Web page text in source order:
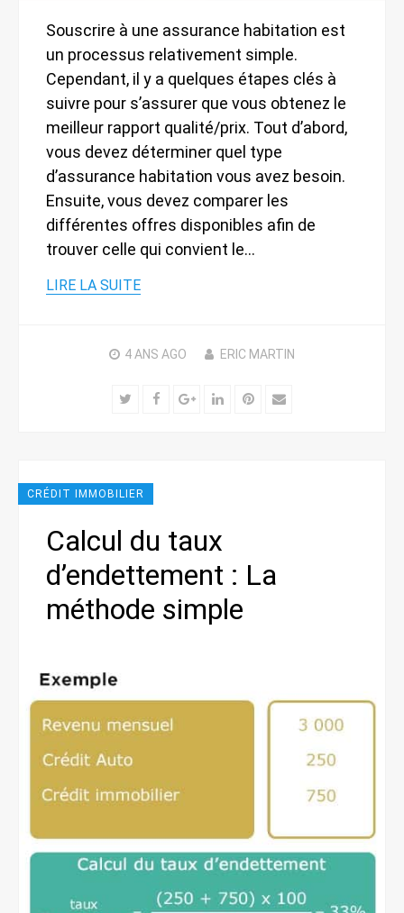
Souscrire à une assurance habitation est
un processus relativement simple.
Cependant, il y a quelques étapes clés à
suivre pour s’assurer que vous obtenez le
meilleur rapport qualité/prix. Tout d’abord,
vous devez déterminer quel type
d’assurance habitation vous avez besoin.
Ensuite, vous devez comparer les
différentes offres disponibles afin de
trouver celle qui convient le…
LIRE LA SUITE
4 ANS AGO ERIC MARTIN
TwitterFacebookGoogle+
LinkedInPinterest
Email
CRÉDIT IMMOBILIER
Calcul du taux
d’endettement : La
méthode simple